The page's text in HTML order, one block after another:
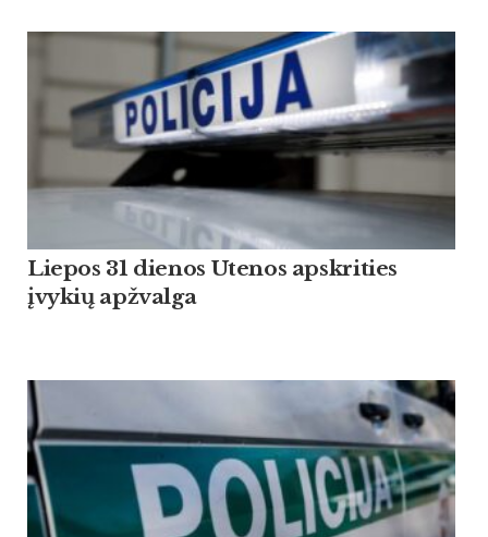
Liepos 31 dienos Utenos apskrities
įvykių apžvalga